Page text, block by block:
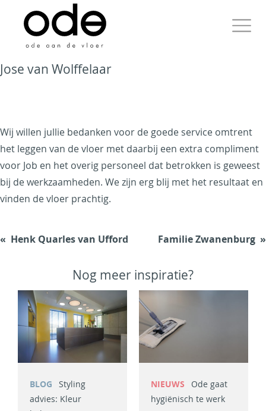
content
Ode aan de Vloer
Just another WordPress
site
Jose van Wolffelaar
Wij willen jullie bedanken voor de goede service omtrent
het leggen van de vloer met daarbij een extra compliment
voor Job en het overig personeel dat betrokken is geweest
bij de werkzaamheden. We zijn erg blij met het resultaat en
vinden de vloer prachtig.
Henk Quarles van Ufford Familie Zwanenburg
Nog meer inspiratie?
BLOG
Styling
advies: Kleur
NIEUWS
Ode gaat
hygiënisch te werk